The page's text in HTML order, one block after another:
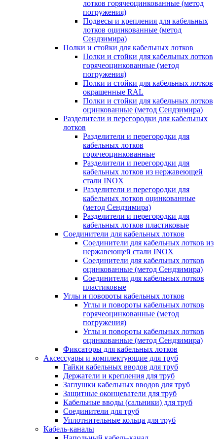
лотков горячеоцинкованные (метод
погружения)
Подвесы и крепления для кабельных
лотков оцинкованные (метод
Сендзимира)
Полки и стойки для кабельных лотков
Полки и стойки для кабельных лотков
горячеоцинкованные (метод
погружения)
Полки и стойки для кабельных лотков
окрашенные RAL
Полки и стойки для кабельных лотков
оцинкованные (метод Сендзимира)
Разделители и перегородки для кабельных
лотков
Разделители и перегородки для
кабельных лотков
горячеоцинкованные
Разделители и перегородки для
кабельных лотков из нержавеющей
стали INOX
Разделители и перегородки для
кабельных лотков оцинкованные
(метод Сендзимира)
Разделители и перегородки для
кабельных лотков пластиковые
Соединители для кабельных лотков
Соединители для кабельных лотков из
нержавеющей стали INOX
Соединители для кабельных лотков
оцинкованные (метод Сендзимира)
Соединители для кабельных лотков
пластиковые
Углы и повороты кабельных лотков
Углы и повороты кабельных лотков
горячеоцинкованные (метод
погружения)
Углы и повороты кабельных лотков
оцинкованные (метод Сендзимира)
Фиксаторы для кабельных лотков
Аксессуары и комплектующие для труб
Гайки кабельных вводов для труб
Держатели и крепления для труб
Заглушки кабельных вводов для труб
Защитные оконцеватели для труб
Кабельные вводы (сальники) для труб
Соединители для труб
Уплотнительные кольца для труб
Кабель-каналы